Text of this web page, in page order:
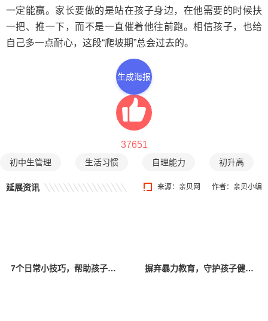
一定能赢。家长要做的是站在孩子身边，在他需要的时候扶
一把、推一下，而不是一直催着他往前跑。相信孩子，也给
自己多一点耐心，这段“爬坡期”总会过去的。
生成海报
37651
初中生管理 生活习惯 自理能力 初升高
来源： 亲贝网 作者：亲贝小编
延展资讯
7个日常小技巧，帮助孩子提升智力 摒弃暴力教育，守护孩子健康成长